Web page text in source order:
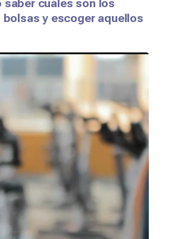
cuáles son los
y escoger aquellos